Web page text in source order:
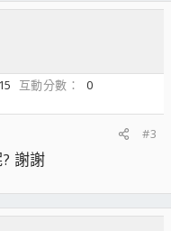
互動分數
0
#3
謝謝